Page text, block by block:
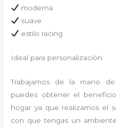
moderna
suave
estilo racing
Ideal para personalización.
Trabajamos de la mano
puedes obtener el
hogar ya que realizamos el
con que tengas un